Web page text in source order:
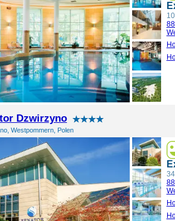
Dzwirzyno
Westpommern, Polen